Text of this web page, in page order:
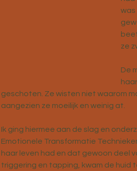
was
ze
De
geschoten. Ze wisten niet waarom
aangezien ze moeilijk en weinig at.
Ik ging hiermee aan de slag en
Emotionele Transformatie
haar leven had en dat gewoon deel
triggering en tapping, kwam de huid